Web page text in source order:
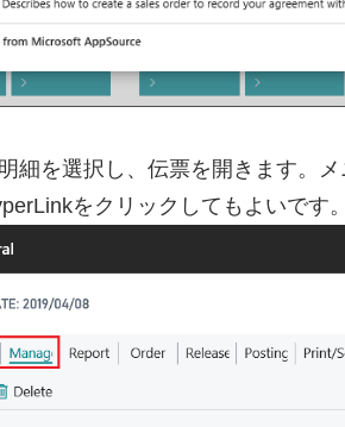
細を選択し、伝票を開きます。
をクリックしてもよいです。